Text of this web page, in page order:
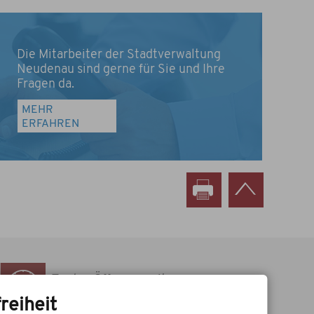
Die Mitarbeiter der Stadtverwaltung
Neudenau sind gerne für Sie und Ihre
Fragen da.
MEHR
ERFAHREN
des Rathauses